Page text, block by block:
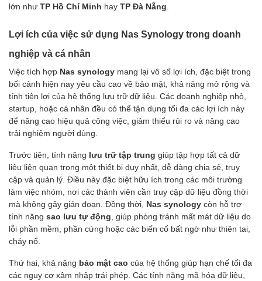
lớn như TP Hồ Chí Minh hay TP Đà Nẵng
Lợi ích của việc sử dụng Nas Synology trong doanh
nghiệp và cá nhân
Việc tích hợp Nas synology mang lại vô số lợi ích, đặc biệt trong
bối cảnh hiện nay yêu cầu cao về bảo mật, khả năng mở rộng và
tính tiện lợi của hệ thống lưu trữ dữ liệu. Các doanh nghiệp nhỏ,
startup, hoặc cá nhân đều có thể tận dụng tối đa các lợi ích này
để nâng cao hiệu quả công việc, giảm thiểu rủi ro và nâng cao
trải nghiệm người dùng.
Trước tiên, tính năng lưu trữ tập trung giúp tập hợp tất cả dữ
liệu liên quan trong một thiết bị duy nhất, dễ dàng chia sẻ, truy
cập và quản lý. Điều này đặc biệt hữu ích trong các môi trường
làm việc nhóm, nơi các thành viên cần truy cập dữ liệu đồng thời
mà không gây gián đoạn. Đồng thời, Nas synology còn hỗ trợ
tính năng sao lưu tự động , giúp phòng tránh mất mát dữ liệu do
lỗi phần mềm, phần cứng hoặc các biến cố bất ngờ như thiên tai,
cháy nổ.
Thứ hai, khả năng bảo mật cao của hệ thống giúp hạn chế tối đa
các nguy cơ xâm nhập trái phép. Các tính năng mã hóa dữ liệu,